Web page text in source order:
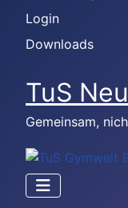
Login
Downloads
TuS
Gemeinsam,